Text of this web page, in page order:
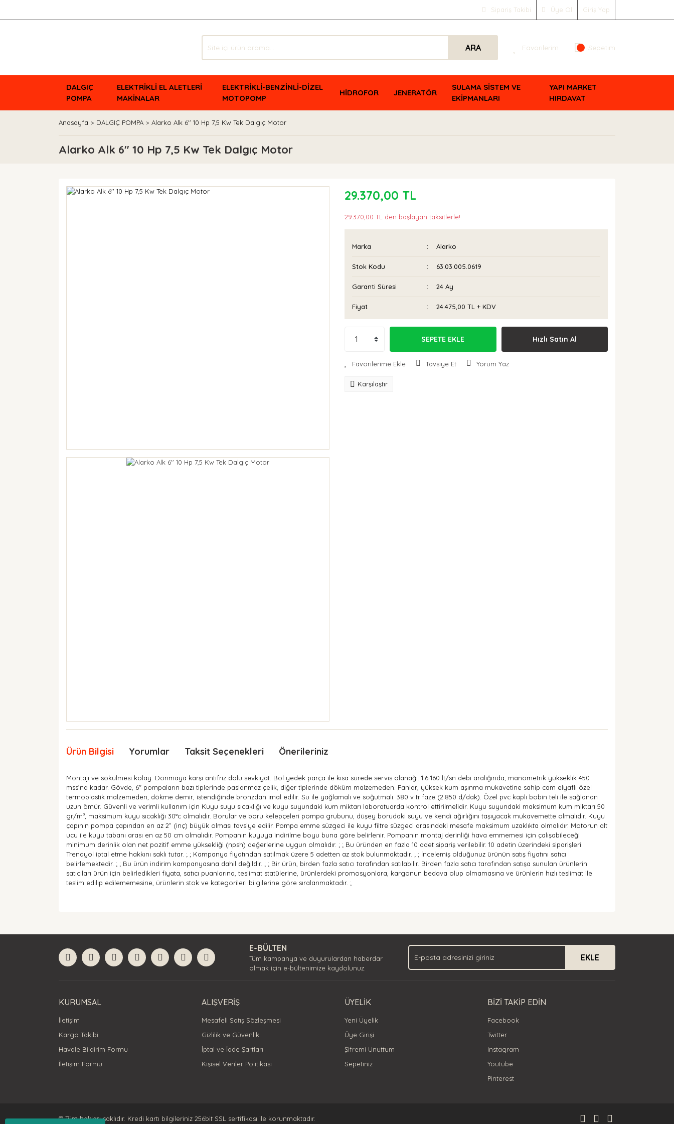
Sipariş Takibi Üye Ol Giriş Yap
ARA Favorilerim Sepetim
DALGIÇ
POMPA
ELEKTRİKLİ EL ALETLERİ
MAKİNALAR
ELEKTRİKLİ-BENZİNLİ-DİZEL
MOTOPOMP
HİDROFOR JENERATÖR
SULAMA SİSTEM VE
EKİPMANLARI
YAPI MARKET
HIRDAVAT
Anasayfa DALGIÇ POMPA Alarko Alk 6'' 10 Hp 7,5 Kw Tek Dalgıç Motor
Alarko Alk 6'' 10 Hp 7,5 Kw Tek Dalgıç Motor
29.370,00 TL
29.370,00 TL den başlayan taksitlerle!
Marka Alarko
Stok Kodu 63.03.005.0619
Garanti Süresi 24 Ay
Fiyat 24.475,00 TL + KDV
SEPETE EKLE Hızlı Satın Al
Tavsiye Et Yorum Yaz
Karşılaştır
Ürün Bilgisi Yorumlar Taksit Seçenekleri Önerileriniz
Montajı ve sökülmesi kolay. Donmaya karşı antifriz dolu sevkiyat. Bol yedek parça ile kısa sürede servis olanağı. 1.6-160 lt/sn debi aralığında, manometrik yükseklik 450
mss’na kadar. Gövde, 6" pompaların bazı tiplerinde paslanmaz çelik, diğer tiplerinde döküm malzemeden. Fanlar, yüksek kum aşınma mukavetine sahip cam elyaflı özel
termoplastik malzemeden, dökme demir, istendiğinde bronzdan imal edilir. Su ile yağlamalı ve soğutmalı. 380 v trifaze (2.850 d/dak). Özel pvc kaplı bobin teli ile sağlanan
uzun ömür. Güvenli ve verimli kullanım için Kuyu suyu sıcaklığı ve kuyu suyundaki kum miktarı laboratuarda kontrol ettirilmelidir. Kuyu suyundaki maksimum kum miktarı 50
gr/m³, maksimum kuyu sıcaklığı 30°c olmalıdır. Borular ve boru kelepçeleri pompa grubunu, düşey borudaki suyu ve kendi ağırlığını taşıyacak mukavemette olmalıdır. Kuyu
çapının pompa çapından en az 2” (inç) büyük olması tavsiye edilir. Pompa emme süzgeci ile kuyu filtre süzgeci arasındaki mesafe maksimum uzaklıkta olmalıdır. Motorun alt
ucu ile kuyu tabanı arası en az 50 cm olmalıdır. Pompanın kuyuya indirilme boyu buna göre belirlenir. Pompanın montaj derinliği hava emmemesi için çalışabileceği
minimum derinlik olan net pozitif emme yüksekliği (npsh) değerlerine uygun olmalıdır. ; ; Bu üründen en fazla 10 adet sipariş verilebilir. 10 adetin üzerindeki siparişleri
Trendyol iptal etme hakkını saklı tutar. ; ; Kampanya fiyatından satılmak üzere 5 adetten az stok bulunmaktadır. ; ; İncelemiş olduğunuz ürünün satış fiyatını satıcı
belirlemektedir. ; ; Bu ürün indirim kampanyasına dahil değildir. ; ; Bir ürün, birden fazla satıcı tarafından satılabilir. Birden fazla satıcı tarafından satışa sunulan ürünlerin
satıcıları ürün için belirledikleri fiyata, satıcı puanlarına, teslimat statülerine, ürünlerdeki promosyonlara, kargonun bedava olup olmamasına ve ürünlerin hızlı teslimat ile
teslim edilip edilememesine, ürünlerin stok ve kategorileri bilgilerine göre sıralanmaktadır. ;
Ürün açıklamasında eksik bilgiler bulunuyor.
Bu ürüne benzer farklı alternatifler olmalı.
Gönder
E-BÜLTEN
Tüm kampanya ve duyurulardan haberdar
olmak için e-bültenimize kaydolunuz.
EKLE
KURUMSAL
İletişim
Kargo Takibi
Havale Bildirim Formu
İletişim Formu
ALIŞVERİŞ
Mesafeli Satış Sözleşmesi
Gizlilik ve Güvenlik
İptal ve İade Şartları
Kişisel Veriler Politikası
ÜYELİK
Yeni Üyelik
Üye Girişi
Şifremi Unuttum
Sepetiniz
BİZİ TAKİP EDİN
Facebook
Twitter
Instagram
Youtube
Pinterest
© Tüm hakları saklıdır. Kredi kartı bilgileriniz 256bit SSL sertifikası ile korunmaktadır.